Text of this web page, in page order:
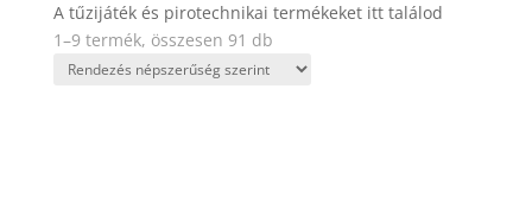
A tűzijáték és pirotechnikai termékeket itt találod
1–9 termék, összesen 91 db